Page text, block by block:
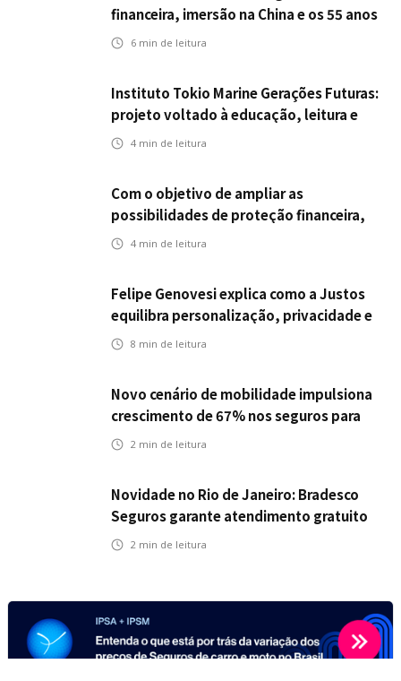
financeira, imersão na China e os 55 anos
da ENS
6 min de leitura
Instituto Tokio Marine Gerações Futuras:
projeto voltado à educação, leitura e
empregabilidade
4 min de leitura
Com o objetivo de ampliar as
possibilidades de proteção financeira,
Icatu Seguros eleva capital segurado
4 min de leitura
Felipe Genovesi explica como a Justos
equilibra personalização, privacidade e
tecnologia
8 min de leitura
Novo cenário de mobilidade impulsiona
crescimento de 67% nos seguros para
veículos elétricos da Bradesco Seguros
2 min de leitura
Novidade no Rio de Janeiro: Bradesco
Seguros garante atendimento gratuito
na Ponte Rio-Niterói
2 min de leitura